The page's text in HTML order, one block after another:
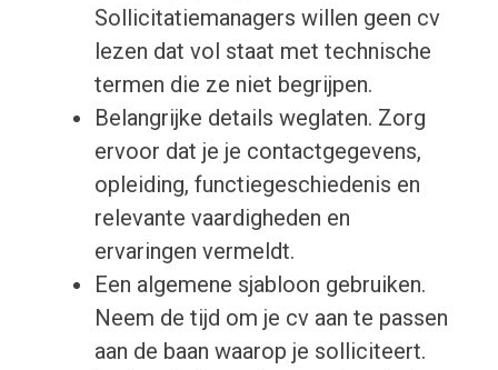
Sollicitatiemanagers willen geen cv
lezen dat vol staat met technische
termen die ze niet begrijpen.
Belangrijke details weglaten. Zorg
ervoor dat je je contactgegevens,
opleiding, functiegeschiedenis en
relevante vaardigheden en
ervaringen vermeldt.
Een algemene sjabloon gebruiken.
Neem de tijd om je cv aan te passen
aan de baan waarop je solliciteert.